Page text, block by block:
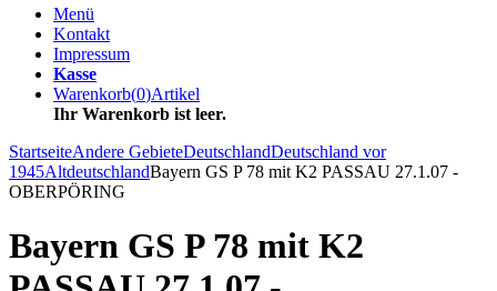
Menü
Kontakt
Impressum
Kasse
Warenkorb(0)Artikel
Ihr Warenkorb ist leer.
StartseiteAndere GebieteDeutschlandDeutschland vor
1945AltdeutschlandBayern GS P 78 mit K2 PASSAU 27.1.07 -
OBERPÖRING
Bayern GS P 78 mit K2